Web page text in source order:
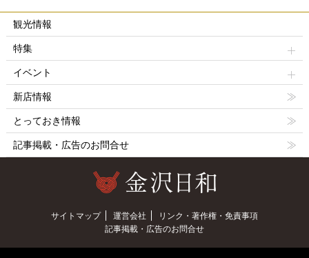
観光情報
特集
イベント
新店情報
とっておき情報
記事掲載・広告のお問合せ
サイトマップ 運営会社
リンク・著作権・免責事項
記事掲載・広告のお問合せ